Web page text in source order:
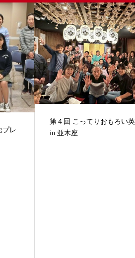
初夏の『はるのうた喫茶店